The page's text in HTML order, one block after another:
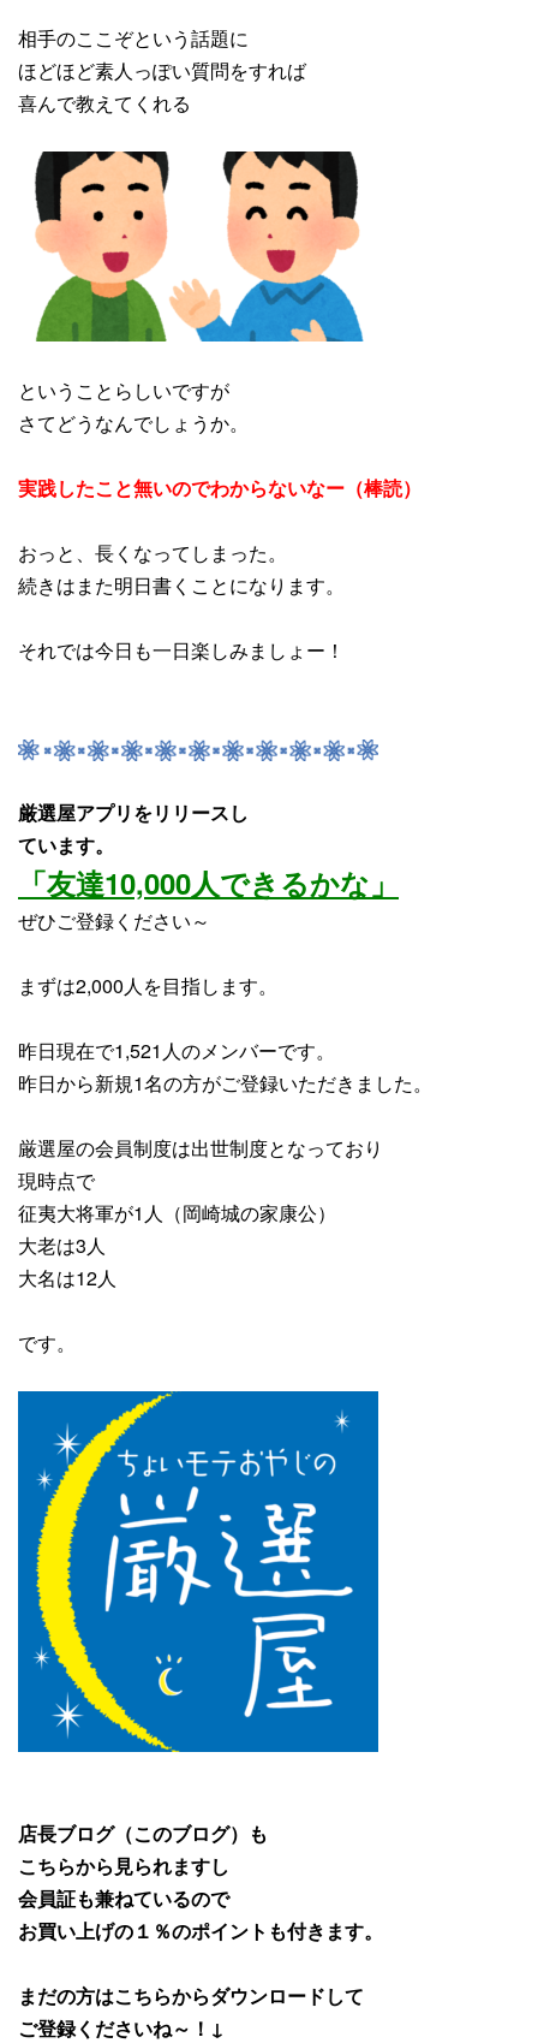
相手のここぞという話題に
ほどほど素人っぽい質問をすれば
喜んで教えてくれる
ということらしいですが
さてどうなんでしょうか。
実践したこと無いのでわからないなー（棒読）
おっと、長くなってしまった。
続きはまた明日書くことになります。
それでは今日も一日楽しみましょー！
厳選屋アプリをリリースし
ています。
「友達10,000人できるかな」
ぜひご登録ください～
まずは2,000人を目指します。
昨日現在で1,521人のメンバーです。
昨日から新規1名の方がご登録いただきました。
厳選屋の会員制度は出世制度となっており
現時点で
征夷大将軍が1人（岡崎城の家康公）
大老は3人
大名は12人
です。
店長ブログ（このブログ）も
こちらから見られますし
会員証も兼ねているので
お買い上げの１％のポイントも付きます。
まだの方はこちらからダウンロードして
ご登録くださいね～！↓